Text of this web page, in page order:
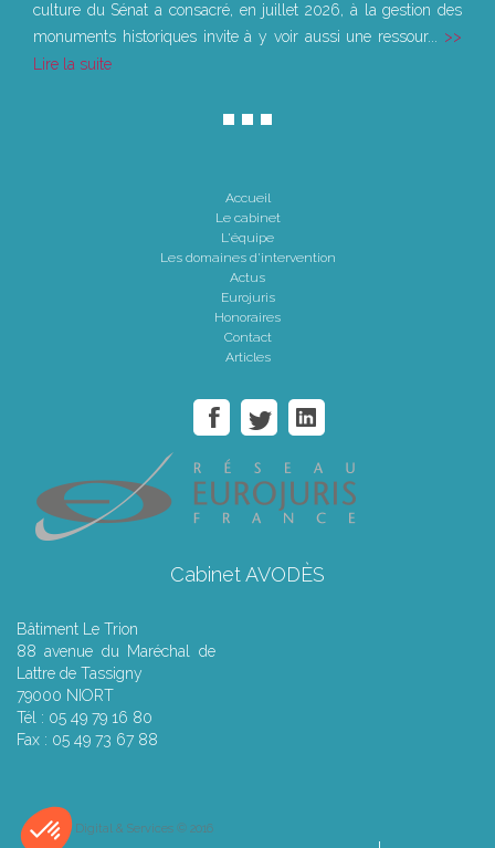
culture du Sénat a consacré, en juillet 2026, à la gestion des
monuments historiques invite à y voir aussi une ressour...
Lire la suite
Accueil
Le cabinet
L'équipe
Les domaines d'intervention
Actus
Eurojuris
Honoraires
Contact
Articles
Cabinet AVODÈS
Bâtiment Le Trion
88 avenue du Maréchal de
Lattre de Tassigny
79000 NIORT
Tél : 05 49 79 16 80
Fax : 05 49 73 67 88
Septeo Digital & Services © 2016